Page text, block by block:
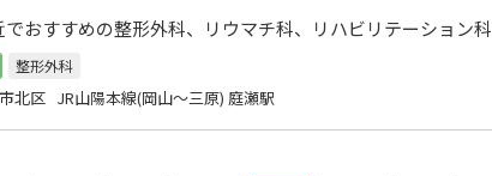
おすすめの整形外科、リウマチ科、リハビリテーション科
整形外科
北区 JR山陽本線(岡山～三原) 庭瀬駅